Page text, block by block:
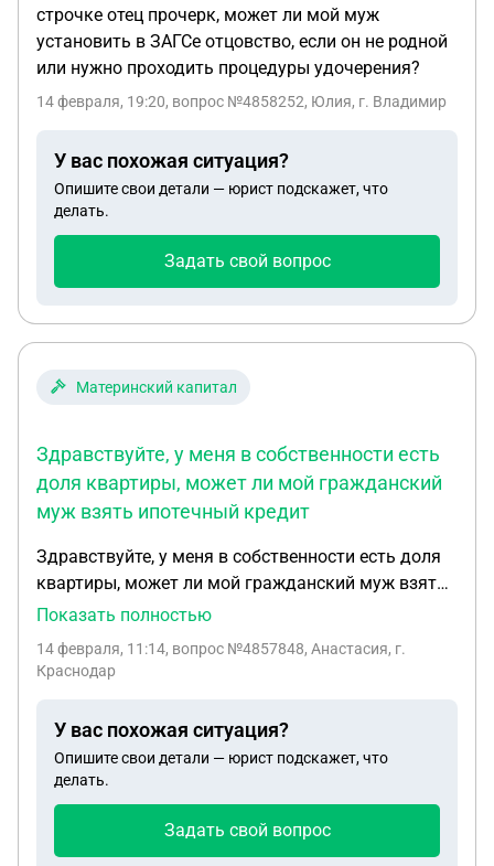
строчке отец прочерк, может ли мой муж
установить в ЗАГСе отцовство, если он не родной
или нужно проходить процедуры удочерения?
14 февраля, 19:20, вопрос №4858252, Юлия, г. Владимир
У вас похожая ситуация?
Опишите свои детали — юрист подскажет, что
делать.
Задать свой вопрос
Материнский капитал
Здравствуйте, у меня в собственности есть
доля квартиры, может ли мой гражданский
муж взять ипотечный кредит
Здравствуйте, у меня в собственности есть доля
квартиры, может ли мой гражданский муж взять
ипотечный кредит на себя, чтобы выкупить долю
маткапиталом, но ребёнок на него не записан?
Показать полностью
14 февраля, 11:14, вопрос №4857848, Анастасия, г.
Краснодар
У вас похожая ситуация?
Опишите свои детали — юрист подскажет, что
делать.
Задать свой вопрос